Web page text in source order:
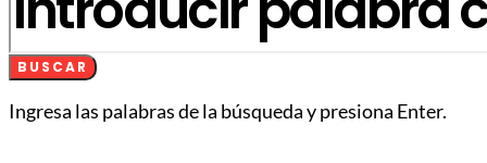
BUSCAR
Ingresa las palabras de la búsqueda y presiona Enter.